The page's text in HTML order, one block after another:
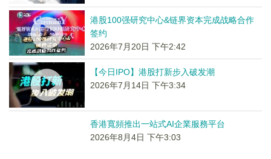
港股100强研究中心&链界资本完成战略合作
签约
2026年7月20日 下午2:42
【今日IPO】港股打新步入破发潮
2026年7月14日 下午3:34
香港寬頻推出一站式AI企業服務平台
2026年8月4日 下午3:03